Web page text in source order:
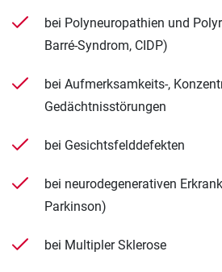
bei Polyneuropathien und
Barré-Syndrom, CIDP)
bei Aufmerksamkeits-,
Gedächtnisstörungen
bei Gesichtsfelddefekten
bei neurodegenerativen
Parkinson)
bei Multipler Sklerose